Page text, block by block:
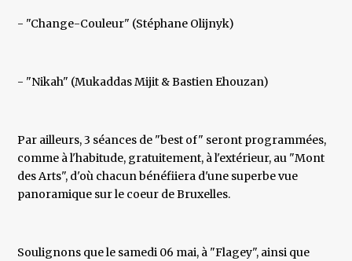
- "Change-Couleur" (Stéphane Olijnyk)
- "Nikah" (Mukaddas Mijit & Bastien Ehouzan)
Par ailleurs, 3 séances de "best of" seront programmées,
comme à l'habitude, gratuitement, à l'extérieur, au "Mont
des Arts", d'où chacun bénéfiiera d'une superbe vue
panoramique sur le coeur de Bruxelles.
Soulignons que le samedi 06 mai, à "Flagey", ainsi que